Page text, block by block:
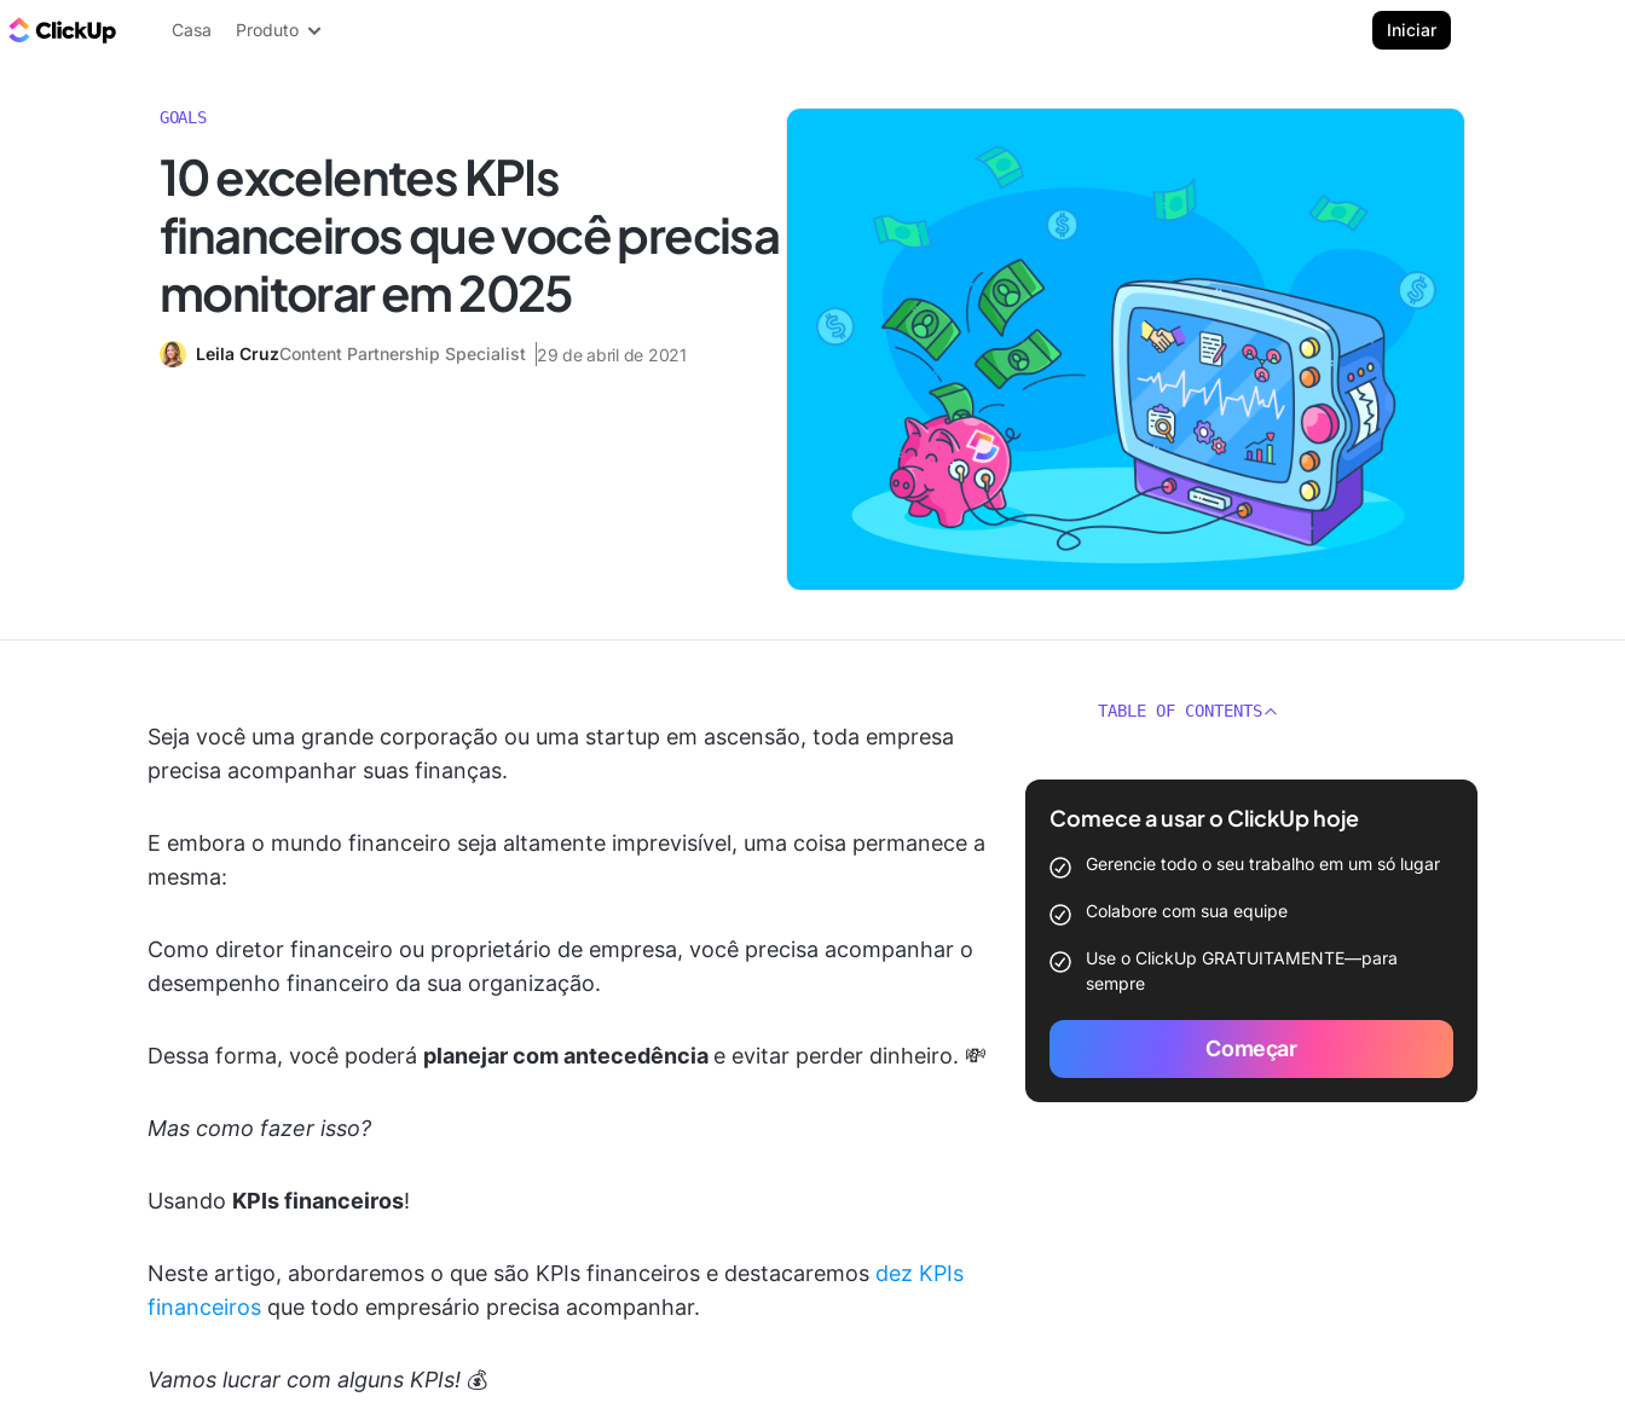
ClickUp Blogue
Casa Produto Iniciar
GOALS
10 excelentes KPIs
financeiros que você precisa
monitorar em 2025
Leila CruzContent Partnership Specialist 29 de abril de 2021
Seja você uma grande corporação ou uma startup em ascensão, toda empresa
precisa acompanhar suas finanças.
E embora o mundo financeiro seja altamente imprevisível, uma coisa permanece a
mesma:
Como diretor financeiro ou proprietário de empresa, você precisa acompanhar o
desempenho financeiro da sua organização.
Dessa forma, você poderá planejar com antecedência e evitar perder dinheiro. 💸
Mas como fazer isso?
Usando KPIs financeiros!
Neste artigo, abordaremos o que são KPIs financeiros e destacaremos dez KPIs
financeiros que todo empresário precisa acompanhar.
Vamos lucrar com alguns KPIs! 💰
TABLE OF CONTENTS
Comece a usar o ClickUp hoje
Gerencie todo o seu trabalho em um só lugar
Colabore com sua equipe
Use o ClickUp GRATUITAMENTE—para
sempre
Começar